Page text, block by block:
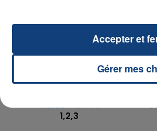
AMEL BENT & HATIK
1,2,3
Gérer mes
Accepter et